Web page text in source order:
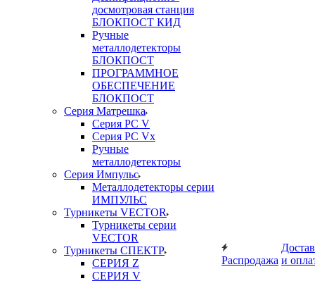
досмотровая станция
БЛОКПОСТ КИД
Ручные
металлодетекторы
БЛОКПОСТ
ПРОГРАММНОЕ
ОБЕСПЕЧЕНИЕ
БЛОКПОСТ
Серия Матрешка
Серия PC V
Серия PC Vx
Ручные
металлодетекторы
Серия Импульс
Металлодетекторы серии
ИМПУЛЬС
Турникеты VECTOR
Турникеты серии
VECTOR
Турникеты СПЕКТР
СЕРИЯ Z
СЕРИЯ V
Распродажа и